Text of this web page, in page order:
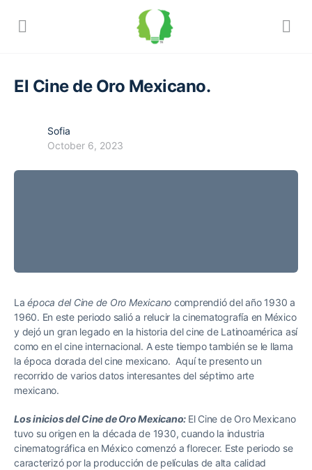
El Cine de Oro Mexicano.
Sofia
October 6, 2023
Laépoca del Cine de Oro Mexicano comprendió del año 1930 a
1960. En este periodo salió a relucir la cinematografía en México
y dejó un gran legado en la historia del cine de Latinoamérica así
como en el cine internacional. A este tiempo también se le llama
la época dorada del cine mexicano. Aquí te presento un
recorrido de varios datos interesantes del séptimo arte
mexicano.
Los inicios del Cine de Oro Mexicano: El Cine de Oro Mexicano
tuvo su origen en la década de 1930, cuando la industria
cinematográfica en México comenzó a florecer. Este periodo se
caracterizó por la producción de películas de alta calidad